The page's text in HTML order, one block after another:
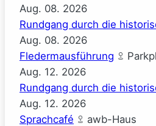
Aug. 08. 2026
Rundgang durch die
Aug. 08. 2026
Fledermausführung
Aug. 12. 2026
Rundgang durch die
Aug. 12. 2026
Sprachcafé
awb-Haus